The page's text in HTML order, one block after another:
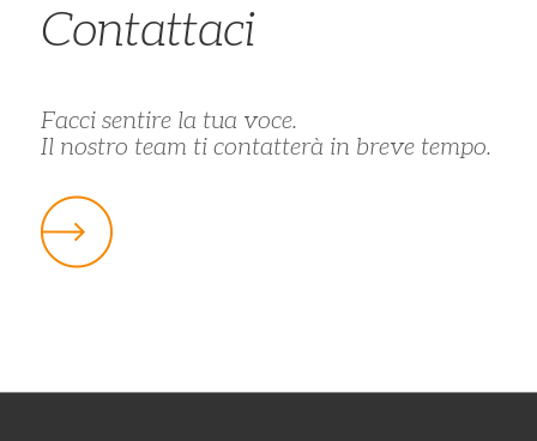
Contattaci
Facci sentire la tua voce.
Il nostro team ti contatterà in breve tempo.